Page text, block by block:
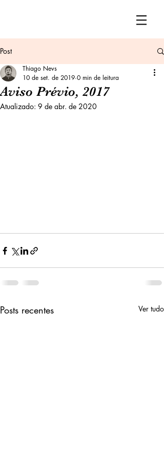
Post
Aviso Prévio, 2017
Thiago Nevs
10 de set. de 2019 0 min de leitura
Atualizado: 9 de abr. de 2020
Posts recentes Ver tudo